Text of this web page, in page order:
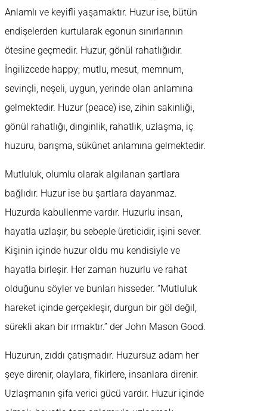
Anlamlı ve keyifli yaşamaktır. Huzur ise, bütün
endişelerden kurtularak egonun sınırlarının
ötesine geçmedir. Huzur, gönül rahatlığıdır.
İngilizcede happy; mutlu, mesut, memnum,
sevinçli, neşeli, uygun, yerinde olan anlamına
gelmektedir. Huzur (peace) ise, zihin sakinliği,
gönül rahatlığı, dinginlik, rahatlık, uzlaşma, iç
huzuru, barışma, sükûnet anlamına gelmektedir.
Mutluluk, olumlu olarak algılanan şartlara
bağlıdır. Huzur ise bu şartlara dayanmaz.
Huzurda kabullenme vardır. Huzurlu insan,
hayatla uzlaşır, bu sebeple üreticidir, işini sever.
Kişinin içinde huzur oldu mu kendisiyle ve
hayatla birleşir. Her zaman huzurlu ve rahat
olduğunu söyler ve bunları hisseder. “Mutluluk
hareket içinde gerçekleşir, durgun bir göl değil,
sürekli akan bir ırmaktır.” der John Mason Good.
Huzurun, zıddı çatışmadır. Huzursuz adam her
şeye direnir, olaylara, fikirlere, insanlara direnir.
Uzlaşmanın şifa verici gücü vardır. Huzur içinde